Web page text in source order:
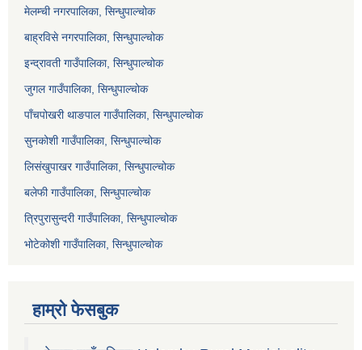
मेलम्ची नगरपालिका, सिन्धुपाल्चोक
बाह्रविसे नगरपालिका, सिन्धुपाल्चोक
इन्द्रावती गाउँपालिका, सिन्धुपाल्चोक
जुगल गाउँपालिका, सिन्धुपाल्चोक
पाँचपोखरी थाङपाल गाउँपालिका, सिन्धुपाल्चोक
सुनकोशी गाउँपालिका, सिन्धुपाल्चोक
लिसंखुपाखर गाउँपालिका, सिन्धुपाल्चोक
बलेफी गाउँपालिका, सिन्धुपाल्चोक
त्रिपुरासुन्दरी गाउँपालिका, सिन्धुपाल्चोक
भोटेकोशी गाउँपालिका, सिन्धुपाल्चोक
हाम्रो फेसबुक